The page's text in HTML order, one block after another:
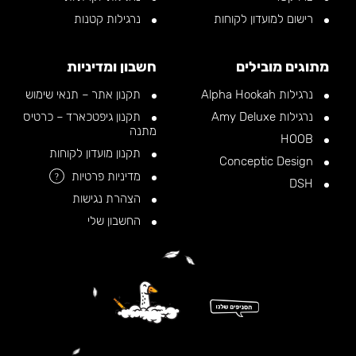
רישום למועדון לקוחות
נרגילות קטנות
מתוגים מובילים
נרגילות Alpha Hookah
נרגילות Amy Deluxe
חשבון ומדיניות
תקנון אתר – תנאי שימוש
תקנון גיפטכארד – כרטיס
מתנה
תקנון מועדון לקוחות
מדיניות פרטיות
?
הצהרת נגישות
החשבון שלי